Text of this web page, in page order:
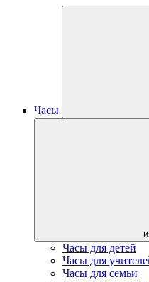
Часы
Часы для детей
Часы для
Часы для семьи